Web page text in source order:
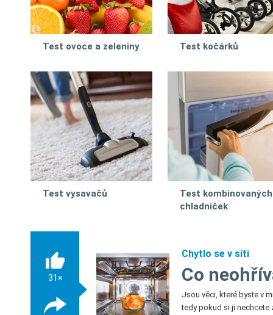
Test ovoce a zeleniny Test kočárků
Test vysavačů
Test kombinovaných
chladniček
31×
Chytlo se v síti
Co
Jsou věci, které byste v
tedy pokud si ji